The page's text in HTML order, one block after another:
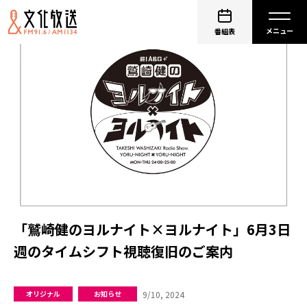
番組表
「鷲崎健のヨルナイト×ヨルナイト」6月3日
週のタイムシフト視聴復旧のご案内
オリジナル お知らせ 9/10, 2024